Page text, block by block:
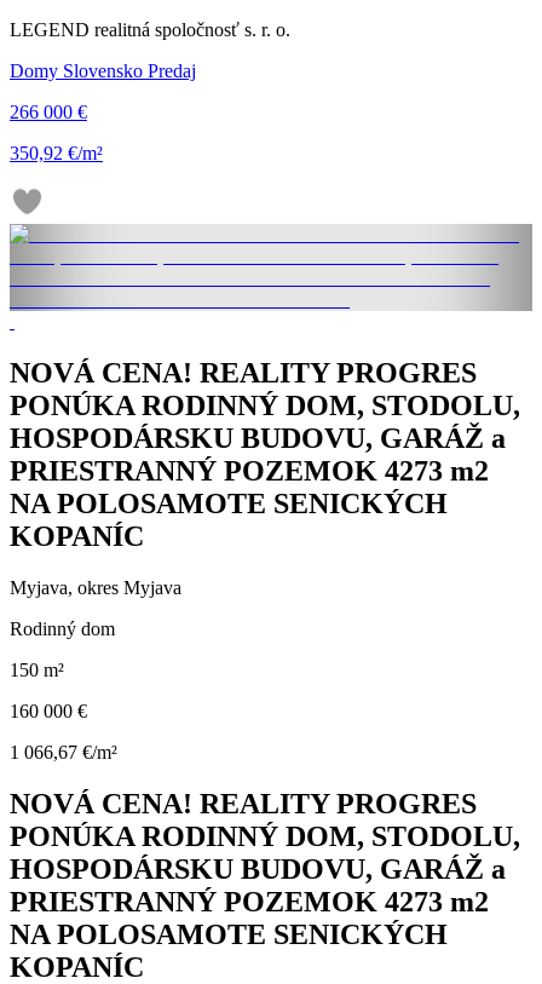
LEGEND realitná spoločnosť s. r. o.
Domy Slovensko Predaj
266 000 €
350,92 €/m²
NOVÁ CENA! REALITY PROGRES
PONÚKA RODINNÝ DOM, STODOLU,
HOSPODÁRSKU BUDOVU, GARÁŽ a
PRIESTRANNÝ POZEMOK 4273 m2
NA POLOSAMOTE SENICKÝCH
KOPANÍC
Myjava, okres Myjava
Rodinný dom
150 m²
160 000 €
1 066,67 €/m²
NOVÁ CENA! REALITY PROGRES
PONÚKA RODINNÝ DOM, STODOLU,
HOSPODÁRSKU BUDOVU, GARÁŽ a
PRIESTRANNÝ POZEMOK 4273 m2
NA POLOSAMOTE SENICKÝCH
KOPANÍC